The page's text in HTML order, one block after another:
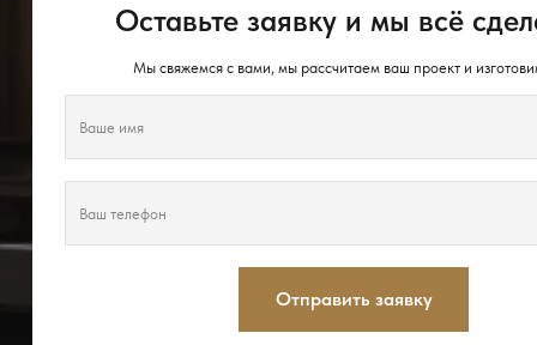
Оставьте заявку и мы всё
Мы свяжемся с вами, мы рассчитаем ваш проект и
Отправить заявку